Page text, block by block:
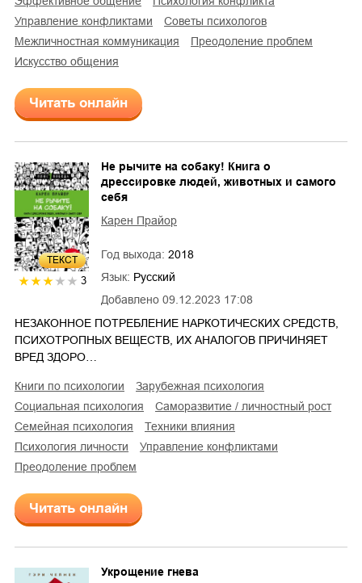
управление конфликтами
советы психологов
межличностная коммуникация
преодоление проблем
искусство общения
Читать онлайн
ТЕКСТ
3
Добавлено 09.12.2023 17:08
Не рычите на собаку! Книга о
дрессировке людей, животных и самого
себя
Карен Прайор
Год выхода: 2018
Язык: Русский
НЕЗАКОННОЕ ПОТРЕБЛЕНИЕ НАРКОТИЧЕСКИХ СРЕДСТВ,
ПСИХОТРОПНЫХ ВЕЩЕСТВ, ИХ АНАЛОГОВ ПРИЧИНЯЕТ
ВРЕД ЗДОРО…
книги по психологии
зарубежная психология
социальная психология
саморазвитие / личностный рост
семейная психология
техники влияния
психология личности
управление конфликтами
преодоление проблем
Читать онлайн
Укрощение гнева